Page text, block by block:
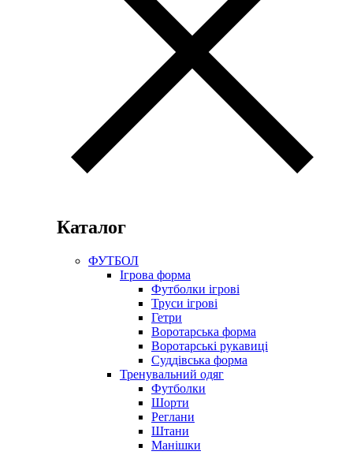
Каталог
ФУТБОЛ
Ігрова форма
Футболки ігрові
Труси ігрові
Гетри
Воротарська форма
Воротарські рукавиці
Суддівська форма
Тренувальний одяг
Футболки
Шорти
Реглани
Штани
Манішки